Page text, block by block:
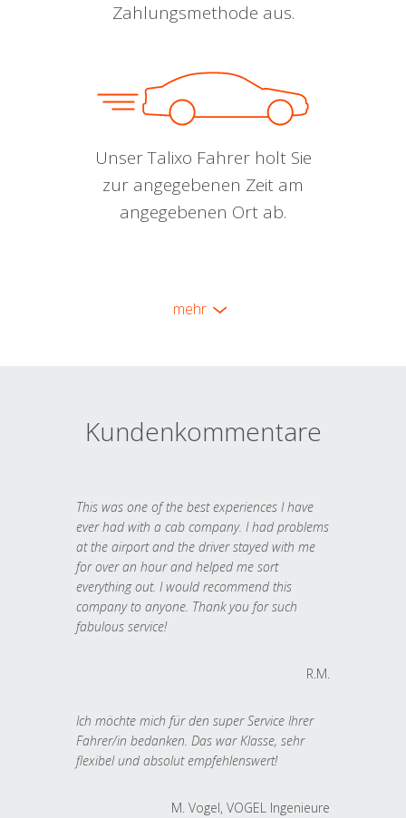
Zahlungsmethode aus.
Unser Talixo Fahrer holt Sie
zur angegebenen Zeit am
angegebenen Ort ab.
mehr
Kundenkommentare
This was one of the best experiences I have
ever had with a cab company. I had problems
at the airport and the driver stayed with me
for over an hour and helped me sort
everything out. I would recommend this
company to anyone. Thank you for such
fabulous service!
R.M.
Ich möchte mich für den super Service Ihrer
Fahrer/in bedanken. Das war Klasse, sehr
flexibel und absolut empfehlenswert!
M. Vogel, VOGEL Ingenieure